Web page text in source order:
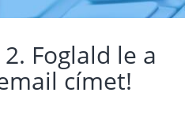
Foglald le a
címet!